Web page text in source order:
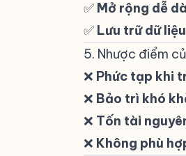
✅ Mở rộng dễ
✅ Lưu trữ dữ
5. Nhược điểm
❌ Phức tạp khi
❌ Bảo trì khó
❌ Tốn tài
❌ Không phù